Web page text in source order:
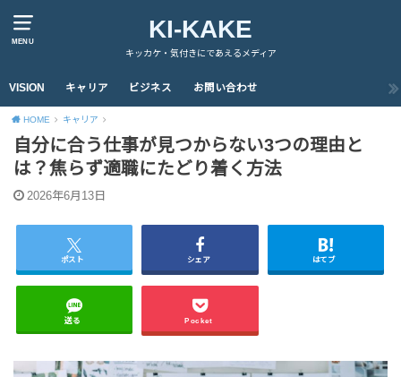
MENU KI-KAKE
キッカケ・気付きにであえるメディア
VISION キャリア ビジネス お問い合わせ
HOME キャリア
自分に合う仕事が見つからない3つの理由と
は？焦らず適職にたどり着く方法
2026年6月13日
ポスト シェア はてブ
送る Pocket